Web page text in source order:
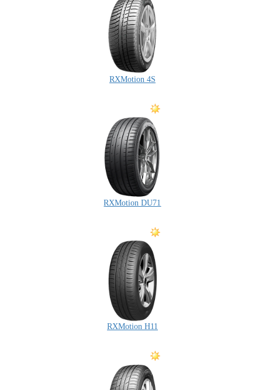
RXMotion 4S
RXMotion DU71
RXMotion H11